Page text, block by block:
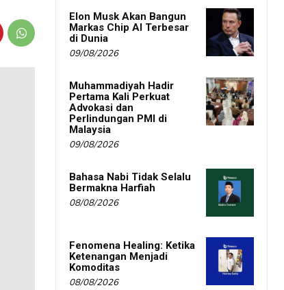
Elon Musk Akan Bangun
Markas Chip AI Terbesar
di Dunia
09/08/2026
Muhammadiyah Hadir
Pertama Kali Perkuat
Advokasi dan
Perlindungan PMI di
Malaysia
09/08/2026
Bahasa Nabi Tidak Selalu
Bermakna Harfiah
08/08/2026
Fenomena Healing: Ketika
Ketenangan Menjadi
Komoditas
08/08/2026